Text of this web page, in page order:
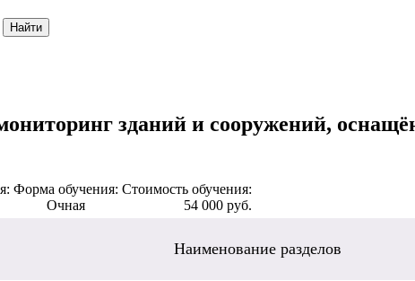
Найти
зданий и сооружений,
Форма обучения:
Очная
Стоимость обучения:
54 000 руб.
Наименование разделов